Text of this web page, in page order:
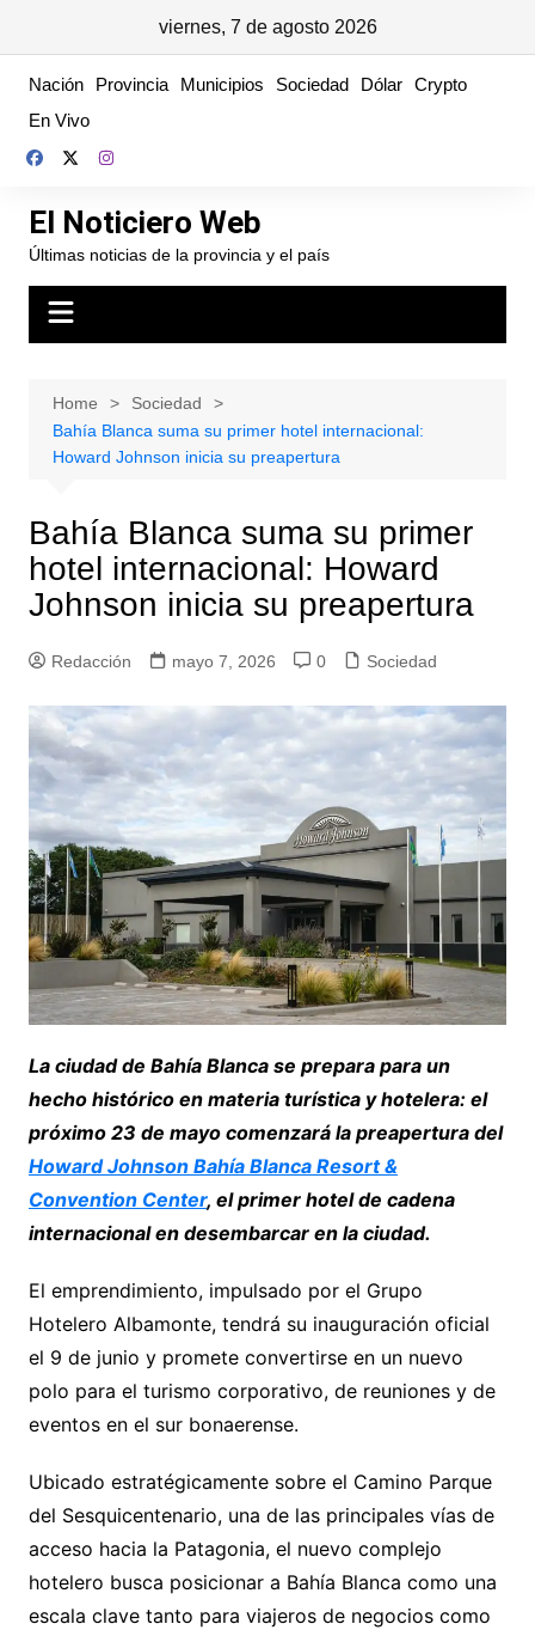
viernes, 7 de agosto 2026
content
Nación Provincia Municipios Sociedad Dólar Crypto
En Vivo
El Noticiero Web
Últimas noticias de la provincia y el país
Home
Sociedad
Bahía Blanca suma su primer hotel internacional:
Howard Johnson inicia su preapertura
Bahía Blanca suma su primer
hotel internacional: Howard
Johnson inicia su preapertura
Redacción mayo 7, 2026 0 Sociedad
La ciudad de Bahía Blanca se prepara para un
hecho histórico en materia turística y hotelera: el
próximo 23 de mayo comenzará la preapertura del
Howard Johnson Bahía Blanca Resort &
Convention Center, el primer hotel de cadena
internacional en desembarcar en la ciudad.
El emprendimiento, impulsado por el Grupo
Hotelero Albamonte, tendrá su inauguración oficial
el 9 de junio y promete convertirse en un nuevo
polo para el turismo corporativo, de reuniones y de
eventos en el sur bonaerense.
Ubicado estratégicamente sobre el Camino Parque
del Sesquicentenario, una de las principales vías de
acceso hacia la Patagonia, el nuevo complejo
hotelero busca posicionar a Bahía Blanca como una
escala clave tanto para viajeros de negocios como